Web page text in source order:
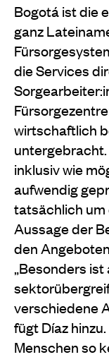
Bogotá ist die
ganz
die Services
wirtschaftlich
untergebracht.
inklusiv wie
aufwendig
tatsächlich um
Aussage der
den
„Besonders
verschiedene
fügt Díaz
Menschen so